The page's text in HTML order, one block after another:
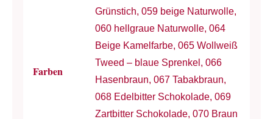
Farben
Grünstich, 059 beige Naturwolle,
060 hellgraue Naturwolle, 064
Beige Kamelfarbe, 065 Wollweiß
Tweed – blaue Sprenkel, 066
Hasenbraun, 067 Tabakbraun,
068 Edelbitter Schokolade, 069
Zartbitter Schokolade, 070 Braun